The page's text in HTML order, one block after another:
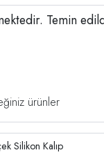
Temin
ürünler
Silikon Kalıp